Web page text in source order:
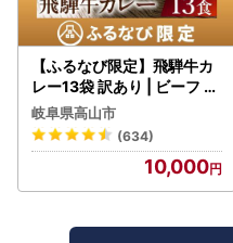
【ふるなび限定】飛騨牛カ
レー13袋 訳あり | ビーフ レ
トルト 訳あり DC006-CP
01 FN-Limited-VO
岐阜県高山市
(634)
10,000